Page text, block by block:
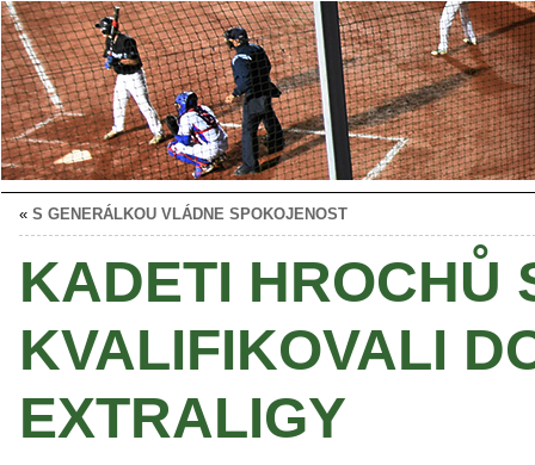
« S GENERÁLKOU VLÁDNE SPOKOJENOST
KADETI HROCHŮ
KVALIFIKOVALI
EXTRALIGY